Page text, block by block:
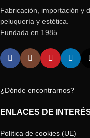
Fabricación, importación y
peluquería y estética.
Fundada en 1985.
¿Dónde encontrarnos?
ENLACES DE
Política de cookies (UE)